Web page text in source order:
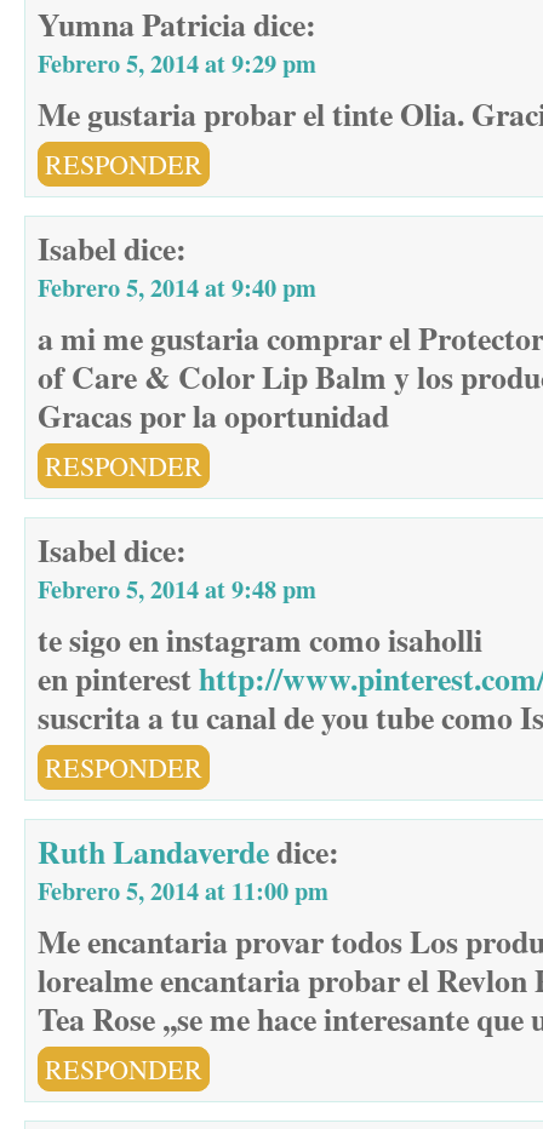
Yumna Patriciadice:
Febrero 5, 2014 at 9:29 pm
Me gustaria probar el tinte Olia.
RESPONDER
Isabeldice:
Febrero 5, 2014 at 9:40 pm
a mi me gustaria comprar el
of Care & Color Lip Balm y los
Gracas por la oportunidad
RESPONDER
Isabeldice:
Febrero 5, 2014 at 9:48 pm
te sigo en instagram como isaholli
en pinteresthttp://
suscrita a tu canal de you tube como
RESPONDER
Ruth Landaverdedice:
Febrero 5, 2014 at 11:00 pm
Me encantaria provar todos Los
lorealme encantaria probar el
Tea Rose ,,se me hace interesante
RESPONDER